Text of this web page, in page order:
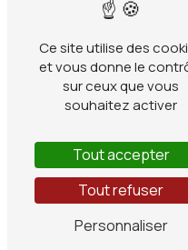
Créez
uniques
entreprise
entrepriseou
complexes, optez
imprimés. Chez
des autocollants
tous vos
Ce site utilise des
et vous donne le
sur ceux que vous
souhaitez activer
Tout accepter
Tout refuser
Personnaliser